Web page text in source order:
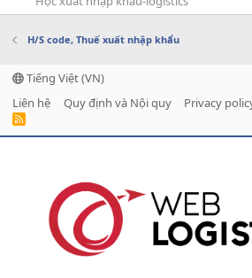
H/S code, Thuế xuất nhập khẩu
Tiếng Việt (VN)
Liên hệ
Quy định và Nội quy Privacy
R